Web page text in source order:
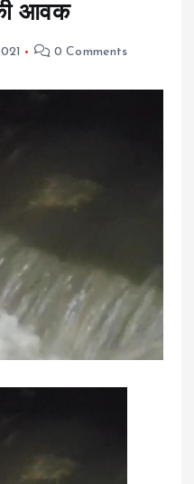
आवक
0 Comments